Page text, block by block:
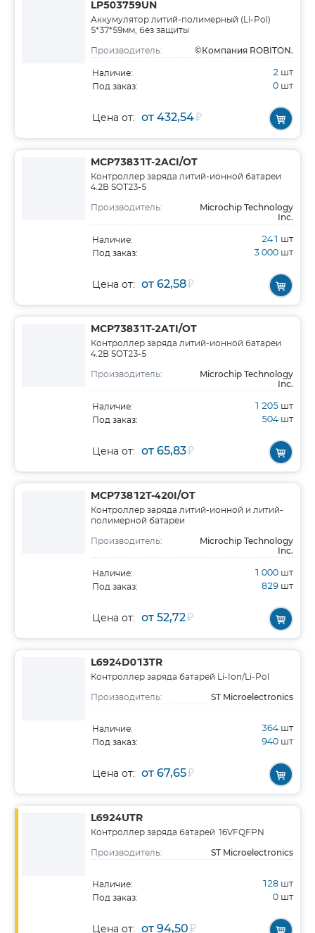
LP503759UN
Аккумулятор литий-полимерный (Li-Pol)
5*37*59мм, без защиты
Производитель: ©Компания ROBITON.
Наличие: 2 шт
Под заказ: 0 шт
Цена от: от 432,54₽
MCP73831T-2ACI/OT
Контроллер заряда литий-ионной батареи
4.2В SOT23-5
Производитель:
Microchip Technology
Inc.
Наличие: 241 шт
Под заказ: 3 000 шт
Цена от: от 62,58₽
MCP73831T-2ATI/OT
Контроллер заряда литий-ионной батареи
4.2В SOT23-5
Производитель:
Microchip Technology
Inc.
Наличие: 1 205 шт
Под заказ: 504 шт
Цена от: от 65,83₽
MCP73812T-420I/OT
Контроллер заряда литий-ионной и литий-
полимерной батареи
Производитель:
Microchip Technology
Inc.
Наличие: 1 000 шт
Под заказ: 829 шт
Цена от: от 52,72₽
L6924D013TR
Контроллер заряда батарей Li-Ion/Li-Pol
Производитель: ST Microelectronics
Наличие: 364 шт
Под заказ: 940 шт
Цена от: от 67,65₽
L6924UTR
Контроллер заряда батарей 16VFQFPN
Производитель: ST Microelectronics
Наличие: 128 шт
Под заказ: 0 шт
Цена от: от 94,50₽